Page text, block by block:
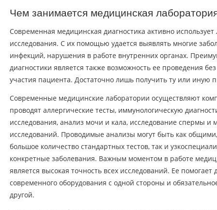
Чем занимается медицинская
Современная медицинская диагностика активно
исследования. С их помощью удается выявлять многие
инфекций, нарушения в работе внутренних органах.
диагностики является также возможность ее проведения
участия пациента. Достаточно лишь получить ту или иную
Современные медицинские лаборатории осуществляют
проводят аллергические тесты, иммунологическую
исследования, анализ мочи и кала, исследование спермы и
исследований. Проводимые анализы могут быть как
большое количество стандартных тестов, так и
конкретные заболевания. Важным моментом в работе
является высокая точность всех исследований. Ее помогает
современного оборудования с одной стороны и
другой.